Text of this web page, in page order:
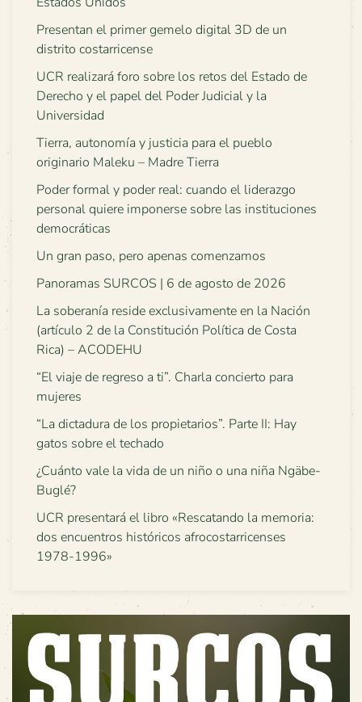
Presentan el primer gemelo digital 3D de un
distrito costarricense
UCR realizará foro sobre los retos del Estado de
Derecho y el papel del Poder Judicial y la
Universidad
Tierra, autonomía y justicia para el pueblo
originario Maleku – Madre Tierra
Poder formal y poder real: cuando el liderazgo
personal quiere imponerse sobre las instituciones
democráticas
Un gran paso, pero apenas comenzamos
Panoramas SURCOS | 6 de agosto de 2026
La soberanía reside exclusivamente en la Nación
(artículo 2 de la Constitución Política de Costa
Rica) – ACODEHU
“El viaje de regreso a ti”. Charla concierto para
mujeres
“La dictadura de los propietarios”. Parte II: Hay
gatos sobre el techado
¿Cuánto vale la vida de un niño o una niña Ngäbe-
Buglé?
UCR presentará el libro «Rescatando la memoria:
dos encuentros históricos afrocostarricenses
1978-1996»